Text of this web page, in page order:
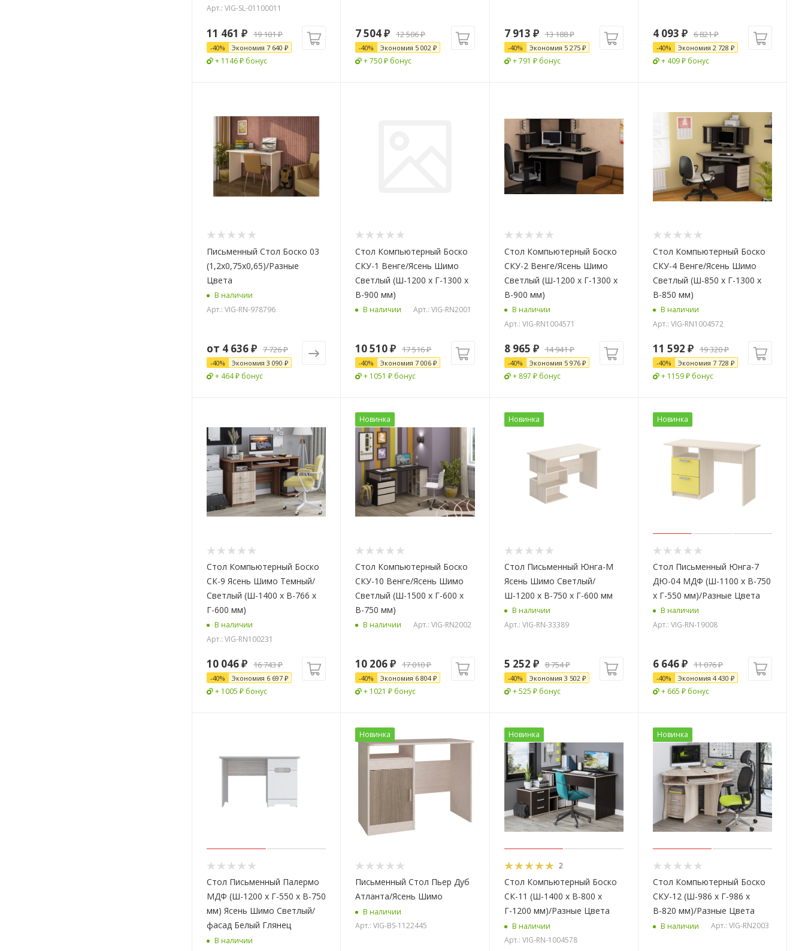
Арт.: VIG-SL-01100011
11 461 ₽ 19 101₽
-40% Экономия 7 640 ₽
+ 1146 ₽ бонус
7 504₽ 12 506₽
-40% Экономия 5 002 ₽
+ 750 ₽ бонус
7 913 ₽ 13 188₽
-40% Экономия 5 275₽
+ 791 ₽ бонус
4 093 ₽ 6 821₽
-40% Экономия 2 728 ₽
+ 409 ₽ бонус
Письменный Стол Боско 03
(1,2х0,75х0,65)/Разные
Цвета
В наличии
Арт.: VIG-RN-978796
от 4 636 ₽ 7 726 ₽
-40% Экономия 3 090 ₽
+ 464 ₽ бонус
Стол Компьютерный Боско
СКУ-1 Венге/Ясень Шимо
Светлый (Ш-1200 х Г-1300 х
В-900 мм)
В наличии Арт.: VIG-RN2001
10 510₽ 17 516₽
-40% Экономия 7 006 ₽
+ 1051 ₽ бонус
Стол Компьютерный Боско
СКУ-2 Венге/Ясень Шимо
Светлый (Ш-1200 х Г-1300 х
В-900 мм)
В наличии
Арт.: VIG-RN1004571
8 965 ₽ 14 941₽
-40% Экономия 5 976₽
+ 897 ₽ бонус
Стол Компьютерный Боско
СКУ-4 Венге/Ясень Шимо
Светлый (Ш-850 х Г-1300 х
В-850 мм)
В наличии
Арт.: VIG-RN1004572
11 592 ₽ 19 320₽
-40% Экономия 7 728 ₽
+ 1159 ₽ бонус
Стол Компьютерный Боско
СК-9 Ясень Шимо Темный/
Светлый (Ш-1400 х В-766 х
Г-600 мм)
В наличии
Арт.: VIG-RN100231
10 046₽ 16 743₽
-40% Экономия 6 697 ₽
+ 1005 ₽ бонус
Новинка
Стол Компьютерный Боско
СКУ-10 Венге/Ясень Шимо
Светлый (Ш-1500 х Г-600 х
В-750 мм)
В наличии Арт.: VIG-RN2002
10 206₽ 17 010₽
-40% Экономия 6 804₽
+ 1021 ₽ бонус
Новинка
Стол Письменный Юнга-М
Ясень Шимо Светлый/
Ш-1200 x В-750 x Г-600 мм
В наличии
Арт.: VIG-RN-33389
5 252 ₽ 8 754₽
-40% Экономия 3 502₽
+ 525 ₽ бонус
Новинка
Стол Письменный Юнга-7
ДЮ-04 МДФ (Ш-1100 x В-750
x Г-550 мм)/Разные Цвета
В наличии
Арт.: VIG-RN-19008
6 646₽ 11 076₽
-40% Экономия 4 430 ₽
+ 665 ₽ бонус
Стол Письменный Палермо
МДФ (Ш-1200 х Г-550 x В-750
мм) Ясень Шимо Светлый/
фасад Белый Глянец
В наличии
Новинка
Письменный Стол Пьер Дуб
Атланта/Ясень Шимо
В наличии
Арт.: VIG-BS-1122445
Новинка
2
Стол Компьютерный Боско
СК-11 (Ш-1400 х В-800 х
Г-1200 мм)/Разные Цвета
В наличии
Арт.: VIG-RN-1004578
Новинка
Стол Компьютерный Боско
СКУ-12 (Ш-986 х Г-986 х
В-820 мм)/Разные Цвета
В наличии Арт.: VIG-RN2003